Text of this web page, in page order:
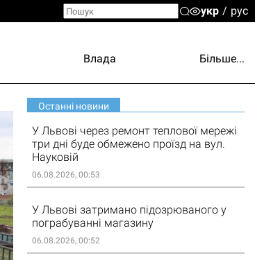
укр рус
Влада Більше...
Останні новини
У Львові через ремонт теплової мережі
три дні буде обмежено проїзд на вул.
Науковій
06.08.2026, 00:53
У Львові затримано підозрюваного у
пограбуванні магазину
06.08.2026, 00:52